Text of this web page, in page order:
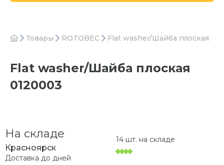
Товары ROTOBEC Flat washer/Шайба плоская
Flat washer/Шайба плоская
0120003
На складе
Красноярск
Доставка до дней
14 шт. на складе